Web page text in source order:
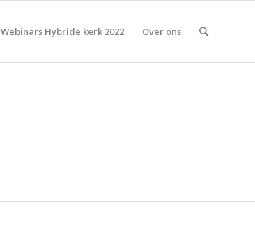
Webinars Hybride kerk 2022 Over ons